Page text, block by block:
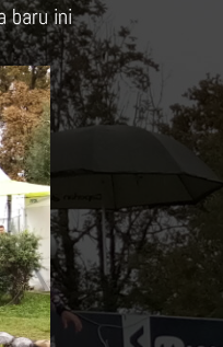
baru ini